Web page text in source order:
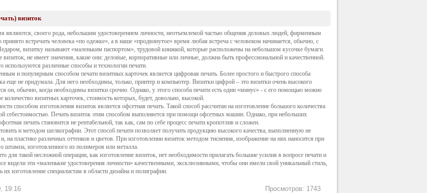
визиток
являются, своего рода, небольшим удостоверением личности, неотъемлемой частью общения деловых людей, фирменным
встречать человека «по одежке», а в наше «продвинутое» время любая встреча с человеком начинается, обычно, с
визитку называют «маленьким паспортом», трудовой книжкой, которые расположены на небольшом кусочке бумаги.
визиток, не имеет значения, какие они: деловые, корпоративные или личные, должна быть профессиональной и качественной.
используются различные способы и технологии печати.
и популярным способом печати визитных карточек является цифровая печать. Более простого и быстрого способа
еще не придумала. Для него необходимы, только, принтер и компьютер. Визитки цифрой – это визитки очень высокого
он, обычно, когда необходимы визитки срочно. Однако, у этого способа печати есть один «минус» - с его помощью можно
количество визитных карточек, стоимость которых, будет, довольно, высокой.
способом изготовления визиток является офсетная печать. Такой способ рассчитан на изготовление большого количества
себестоимостью. Печать визиток этим способом выполняется при помощи офсетных машин. Однако, при небольших
печать становится не рентабельной, так как, сам по себе процесс печати кропотлив и сложен.
и методом шелкографии. Этот способ печати позволяет получить продукцию высокого качества, выполненную не
на пластике различных оттенков и цветов. При изготовлении визиток методом тиснения, изображение на них наносится при
штампа, изготовленного из полимеров или металла.
для такой несложной операции, как изготовление визиток, нет необходимости прилагать большие усилия в вопросе печати и
видели эти «маленькие удостоверения личности» качественными, эксклюзивными, чтобы они имели свой уникальный стиль,
их изготовление специалистам в области дизайна и полиграфии.
19:16 Просмотров: 1743